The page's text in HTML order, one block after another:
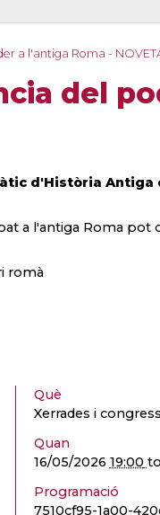
a l'antiga Roma -
del
d'Història
a l'antiga Roma
romà
Què
Xerrades i
Quan
16/05/2026 19:00 to
Programació
7510cf95-1a00-